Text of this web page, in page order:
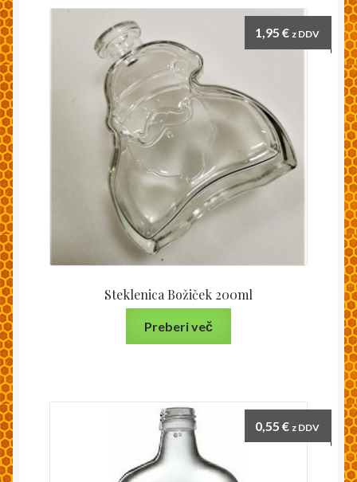
Steklenica Božiček 200ml
1,95€ z DDV
Preberi več
0,55€ z DDV